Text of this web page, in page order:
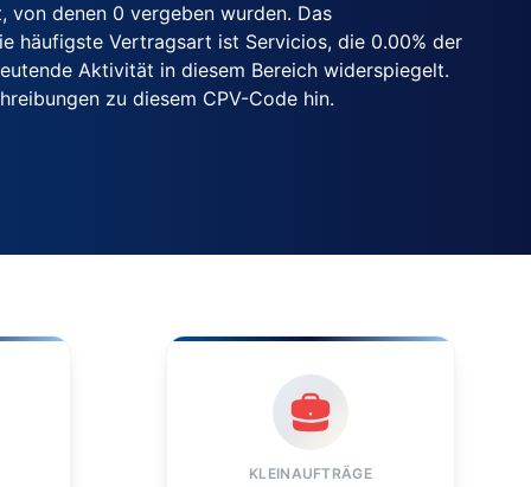
denen 0 vergeben wurden. Das
häufigste Vertragsart ist Servicios, die 0.00% der
Aktivität in diesem Bereich widerspiegelt.
zu diesem CPV-Code hin.
KLEINAUFTRÄGE